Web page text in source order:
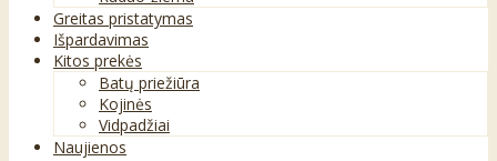
Greitas pristatymas
Išpardavimas
Kitos prekės
Batų priežiūra
Kojinės
Vidpadžiai
Naujienos